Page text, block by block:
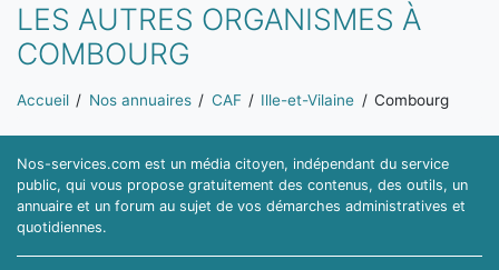
LES AUTRES ORGANISMES À
COMBOURG
Vous êtes ici:
Accueil Nos annuaires CAF Ille-et-Vilaine Combourg
Nos-services.com est un média citoyen, indépendant du service
public, qui vous propose gratuitement des contenus, des outils, un
annuaire et un forum au sujet de vos démarches administratives et
quotidiennes.